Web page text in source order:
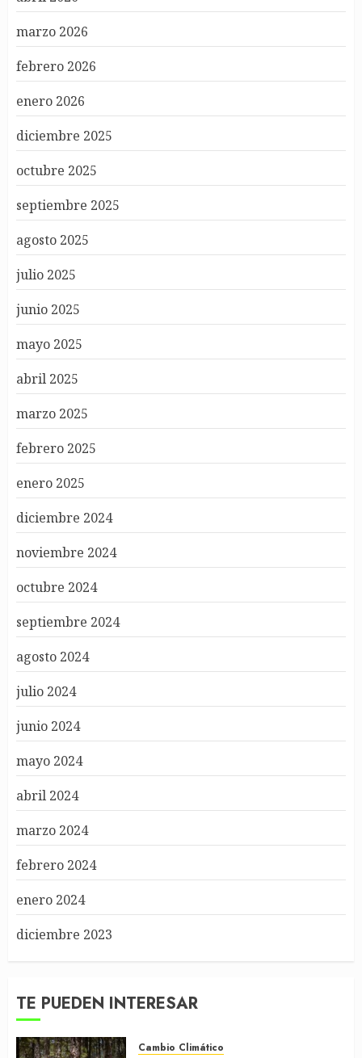
marzo 2026
febrero 2026
enero 2026
diciembre 2025
octubre 2025
septiembre 2025
agosto 2025
julio 2025
junio 2025
mayo 2025
abril 2025
marzo 2025
febrero 2025
enero 2025
diciembre 2024
noviembre 2024
octubre 2024
septiembre 2024
agosto 2024
julio 2024
junio 2024
mayo 2024
abril 2024
marzo 2024
febrero 2024
enero 2024
diciembre 2023
TE PUEDEN INTERESAR
Cambio Climático